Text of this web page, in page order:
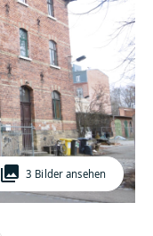
photo_library 3 Bilder ansehen